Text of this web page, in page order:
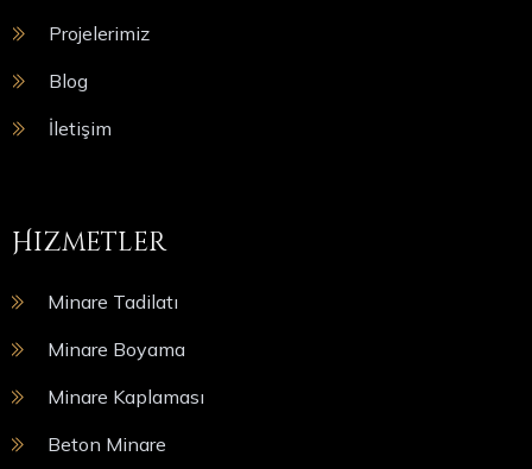
Projelerimiz
Blog
İletişim
Hizmetler
Minare Tadilatı
Minare Boyama
Minare Kaplaması
Beton Minare